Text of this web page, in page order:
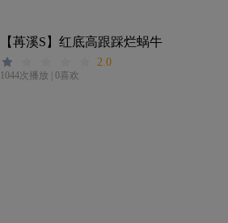
【苒溪S】红底高跟踩烂蜗牛
2.0
1044次播放 0喜欢